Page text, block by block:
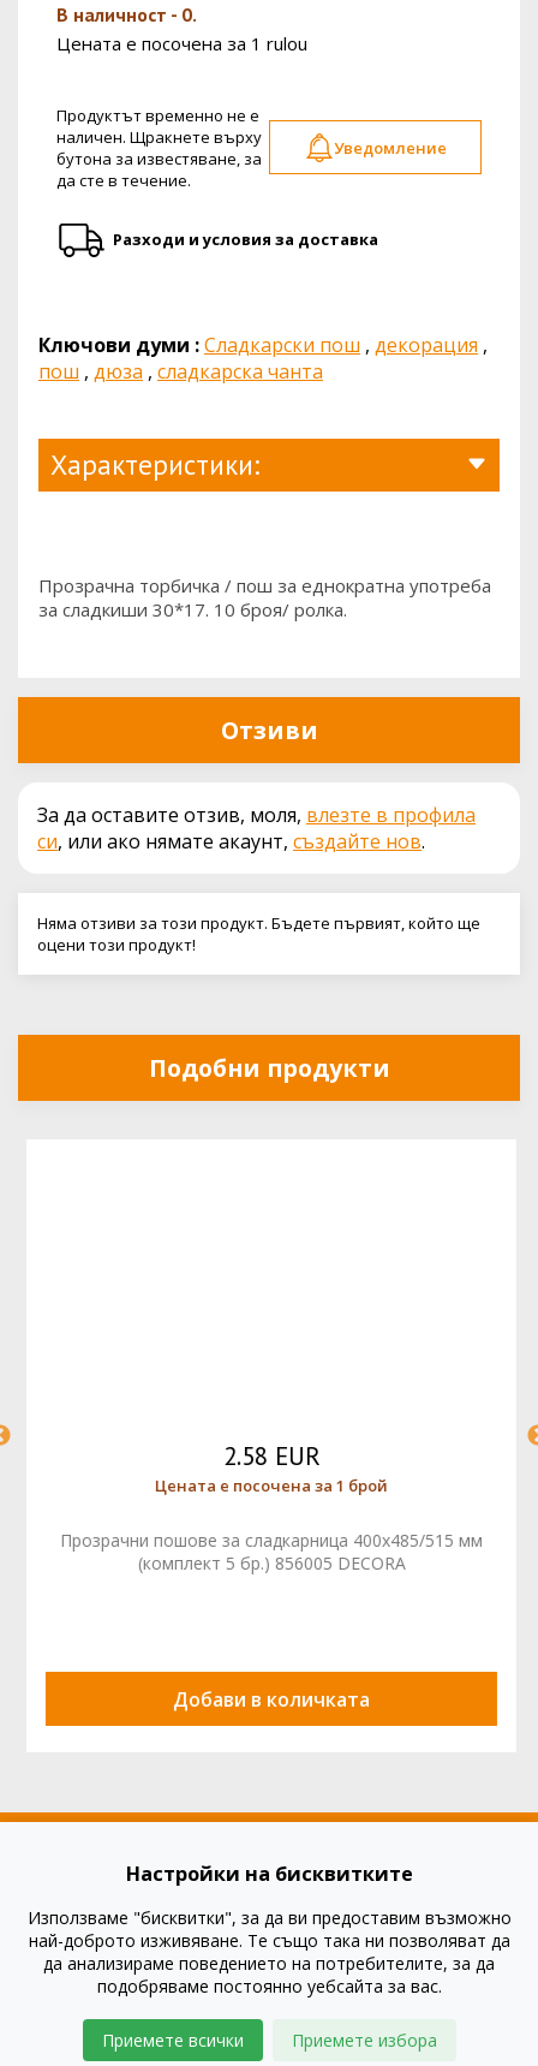
В наличност - 0.
Цената е посочена за 1 rulou
Продуктът временно не е
наличен. Щракнете върху
бутона за известяване, за
да сте в течение.
Уведомление
Разходи и условия за доставка
Ключови думи :Сладкарски пош , декорация ,
пош , дюза , сладкарска чанта
Характеристики:
Прозрачна торбичка / пош за еднократна употреба
за сладкиши 30*17. 10 броя/ ролка.
Отзиви
За да оставите отзив, моля, влезте в профила
си, или ако нямате акаунт, създайте нов.
Няма отзиви за този продукт. Бъдете първият, който ще
оцени този продукт!
Подобни продукти
2.58 EUR
Цената е посочена за 1 брой
Прозрачни пошове за сладкарница 400x485/515 мм
(комплект 5 бр.) 856005 DECORA
Добави в количката
Как да купя?
Как да платя?
Въпроси и отговори
Правила и условия
Настройки на бисквитките
Използваме "бисквитки", за да ви предоставим възможно
най-доброто изживяване. Те също така ни позволяват да
да анализираме поведението на потребителите, за да
подобряваме постоянно уебсайта за вас.
Приемете всички Приемете избора